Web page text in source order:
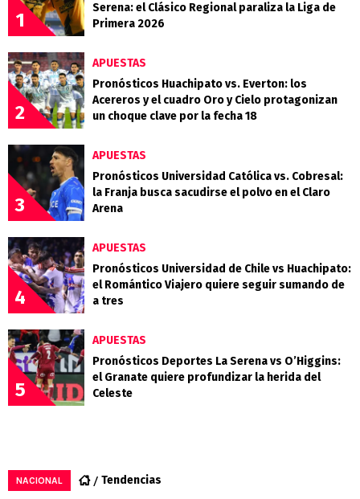
1
Serena: el Clásico Regional paraliza la Liga de
Primera 2026
2
APUESTAS
Pronósticos Huachipato vs. Everton: los
Acereros y el cuadro Oro y Cielo protagonizan
un choque clave por la fecha 18
3
APUESTAS
Pronósticos Universidad Católica vs. Cobresal:
la Franja busca sacudirse el polvo en el Claro
Arena
4
APUESTAS
Pronósticos Universidad de Chile vs Huachipato:
el Romántico Viajero quiere seguir sumando de
a tres
5
APUESTAS
Pronósticos Deportes La Serena vs O’Higgins:
el Granate quiere profundizar la herida del
Celeste
NACIONAL Tendencias